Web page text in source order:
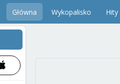
Główna Wykopalisko Hity